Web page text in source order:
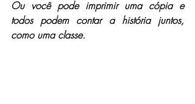
Ou você pode imprimir uma cópia e
todos podem contar a história juntos,
como uma classe.